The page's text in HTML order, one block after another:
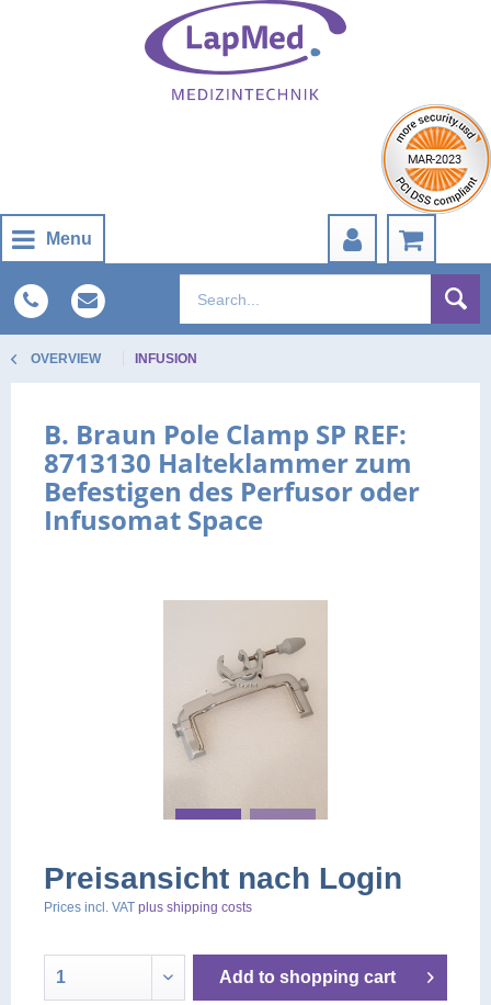
Menu
OVERVIEW INFUSION
B. Braun Pole Clamp SP REF:
8713130 Halteklammer zum
Befestigen des Perfusor oder
Infusomat Space
Preisansicht nach Login
Prices incl. VAT plus shipping costs
Add to shopping cart